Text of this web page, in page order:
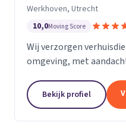
Werkhoven, Utrecht
10,0Moving Score
Wij verzorgen
omgeving, met
Bekijk profiel